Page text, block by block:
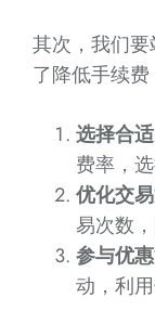
其次，我们
了降低手续费
选择合
费率，
优化交
易次数
参与优
动，利